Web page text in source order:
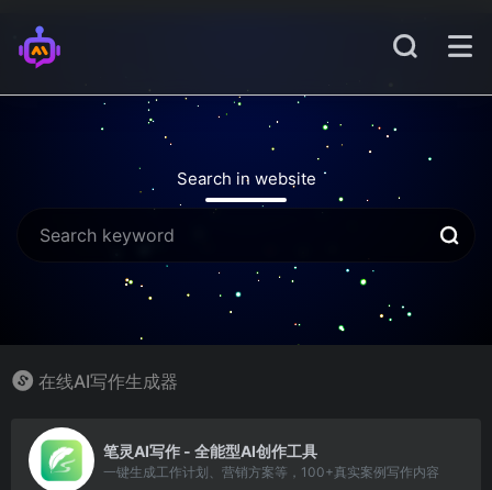
Search in website
在线AI写作生成器
笔灵AI写作 - 全能型AI创作工具
一键生成工作计划、营销方案等，100+真实案例写作内容